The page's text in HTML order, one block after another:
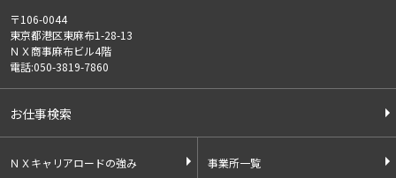
有料職業紹介事業
・請負事業
ご記入頂いた個人情報は、法令等に定める場合を除いて、ご本
人様の同意なく、第三者に提供することはございません。
5)外部の委託：
ご記入頂いた個人情報は、文書保存、サーバー管理等の目的
〒106-0044
東京都港区東麻布1-28-13
ＮＸ商事麻布ビル4階
電話:050-3819-7860
お仕事検索
ＮＸキャリアロードの強み 事業所一覧